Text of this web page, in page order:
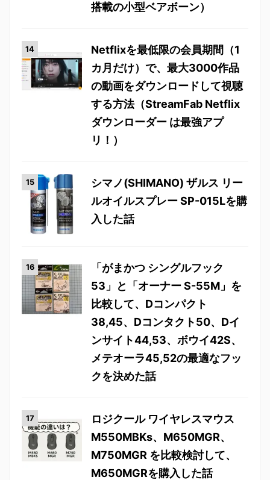
搭載の小型ベアボーン）
Netflixを最低限の会員期間（1
カ月だけ）で、最大3000作品
の動画をダウンロードして視聴
する方法（StreamFab Netflix
ダウンローダー は最強アプ
リ！）
シマノ(SHIMANO) ザルス リー
ルオイルスプレー SP-015Lを購
入した話
「がまかつ シングルフック
53」と「オーナー S-55M」を
比較して、Dコンパクト
38,45、Dコンタクト50、Dイ
ンサイト44,53、ボウイ42S、
メテオーラ45,52の最適なフッ
クを決めた話
ロジクール ワイヤレスマウス
M550MBKs、M650MGR、
M750MGR を比較検討して、
M650MGRを購入した話